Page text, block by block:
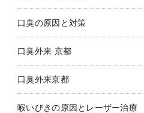
口臭の原因と対策
口臭外来 京都
口臭外来京都
喉いびきの原因とレーザー治療